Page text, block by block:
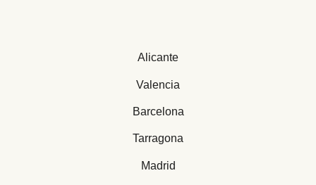
Alicante
Valencia
Barcelona
Tarragona
Madrid